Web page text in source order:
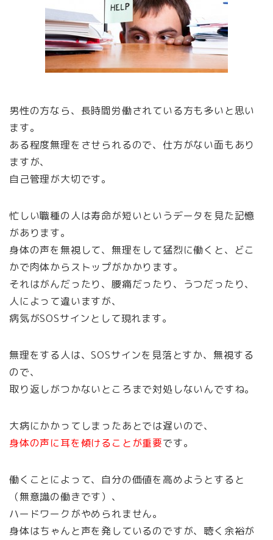
男性の方なら、長時間労働されている方も多いと思い
ます。
ある程度無理をさせられるので、仕方がない面もあり
ますが、
自己管理が大切です。
忙しい職種の人は寿命が短いというデータを見た記憶
があります。
身体の声を無視して、無理をして猛烈に働くと、どこ
かで肉体からストップがかかります。
それはがんだったり、腰痛だったり、うつだったり、
人によって違いますが、
病気がSOSサインとして現れます。
無理をする人は、SOSサインを見落とすか、無視する
ので、
取り返しがつかないところまで対処しないんですね。
大病にかかってしまったあとでは遅いので、
身体の声に耳を傾けることが重要です。
働くことによって、自分の価値を高めようとすると
（無意識の働きです）、
ハードワークがやめられません。
身体はちゃんと声を発しているのですが、聴く余裕が